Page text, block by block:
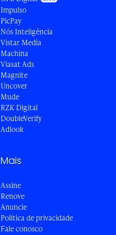
Impulso
PicPay
Nós Inteligência
Vistar Media
Machina
Viasat Ads
Magnite
Uncover
Mude
RZK Digital
DoubleVerify
Adlook
Mais
Assine
Renove
Anuncie
Política de privacidade
Fale conosco